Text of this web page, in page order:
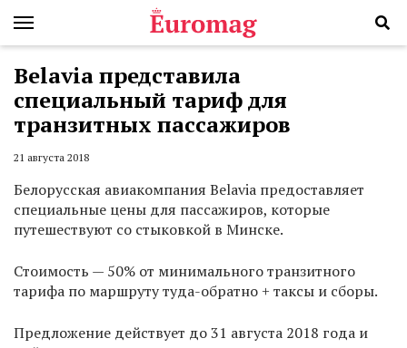
Belavia представила
специальный тариф для
транзитных пассажиров
21 августа 2018
Белорусская авиакомпания Belavia предоставляет
специальные цены для пассажиров, которые
путешествуют со стыковкой в Минске.
Стоимость — 50% от минимального транзитного
тарифа по маршруту туда-обратно + таксы и сборы.
Предложение действует до 31 августа 2018 года и